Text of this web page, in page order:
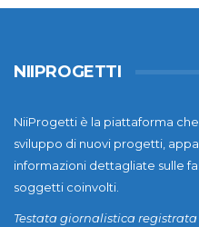
NIIPROGETTI
NiiProgetti è la piattaforma
sviluppo di nuovi progetti,
informazioni dettagliate sulle
soggetti coinvolti.
Testata giornalistica